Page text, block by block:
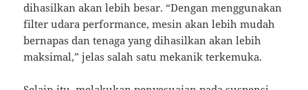
dihasilkan akan lebih besar. “Dengan menggunakan
filter udara performance, mesin akan lebih mudah
bernapas dan tenaga yang dihasilkan akan lebih
maksimal,” jelas salah satu mekanik terkemuka.